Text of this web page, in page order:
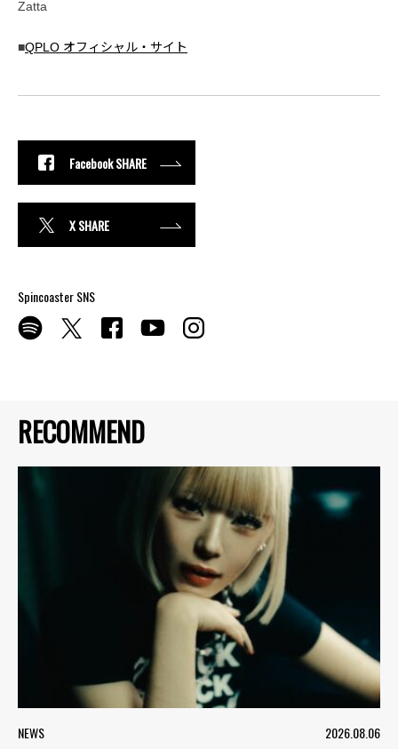
RECOMMEND
NEWS 2026.08.06
Zatta
■QPLO オフィシャル・サイト
Facebook SHARE
X SHARE
Spincoaster SNS